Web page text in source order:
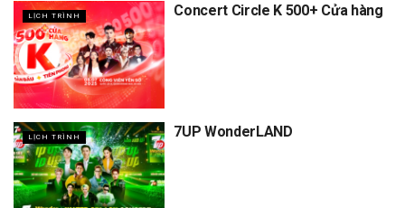
LỊCH TRÌNH Concert Circle K 500+ Cửa hàng
LỊCH TRÌNH 7UP WonderLAND